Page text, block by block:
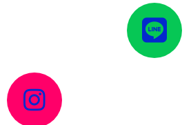
イ
コ
ン
リ
イ
コ
ン
リ